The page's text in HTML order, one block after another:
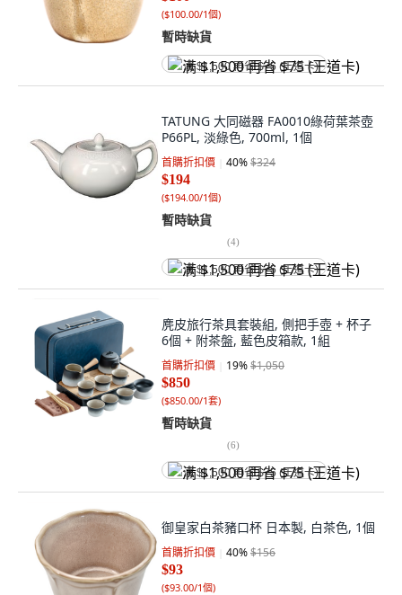
($100.00/1個)
暫時缺貨
满 $1,500 再省 $75 (王道卡)
TATUNG 大同磁器 FA0010綠荷葉茶壺
P66PL, 淡綠色, 700ml, 1個
首購折扣價 40%$324
$194
($194.00/1個)
暫時缺貨
(4)
满 $1,500 再省 $75 (王道卡)
麂皮旅行茶具套裝組, 側把手壺 + 杯子
6個 + 附茶盤, 藍色皮箱款, 1組
首購折扣價 19%$1,050
$850
($850.00/1套)
暫時缺貨
(6)
满 $1,500 再省 $75 (王道卡)
御皇家白茶豬口杯 日本製, 白茶色, 1個
首購折扣價 40%$156
$93
($93.00/1個)